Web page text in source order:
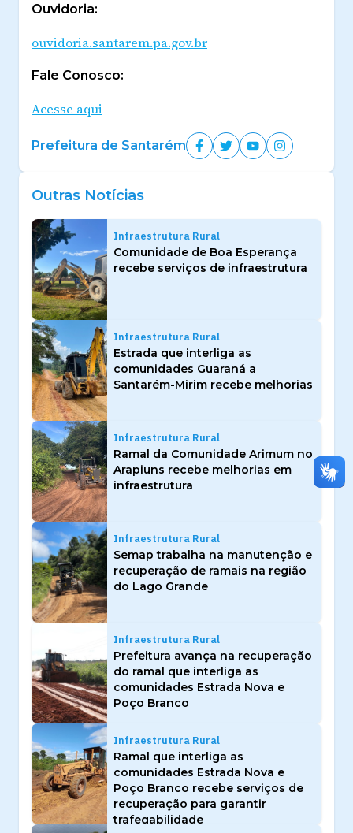
Ouvidoria:
ouvidoria.santarem.pa.gov.br
Fale Conosco:
Acesse aqui
Prefeitura de Santarém
Outras Notícias
Infraestrutura Rural
Comunidade de Boa Esperança
recebe serviços de infraestrutura
Infraestrutura Rural
Estrada que interliga as
comunidades Guaraná a
Santarém-Mirim recebe melhorias
Infraestrutura Rural
Ramal da Comunidade Arimum no
Arapiuns recebe melhorias em
infraestrutura
Infraestrutura Rural
Semap trabalha na manutenção e
recuperação de ramais na região
do Lago Grande
Infraestrutura Rural
Prefeitura avança na recuperação
do ramal que interliga as
comunidades Estrada Nova e
Poço Branco
Infraestrutura Rural
Ramal que interliga as
comunidades Estrada Nova e
Poço Branco recebe serviços de
recuperação para garantir
trafegabilidade